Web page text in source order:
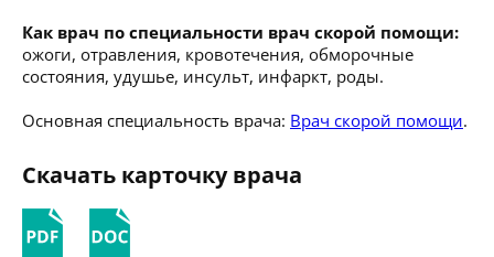
Как врач по специальности врач скорой помощи:
ожоги, отравления, кровотечения, обморочные
состояния, удушье, инсульт, инфаркт, роды.
Основная специальность врача: Врач скорой помощи.
Скачать карточку врача